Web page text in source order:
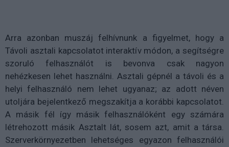
Arra azonban muszáj felhívnunk a figyelmet, hogy a
Távoli asztali kapcsolatot interaktív módon, a segítségre
szoruló felhasználót is bevonva csak nagyon
nehézkesen lehet használni. Asztali gépnél a távoli és a
helyi felhasználó nem lehet ugyanaz; az adott néven
utoljára bejelentkező megszakítja a korábbi kapcsolatot.
A másik fél így másik felhasználóként egy számára
létrehozott másik Asztalt lát, sosem azt, amit a társa.
Szerverkörnyezetben lehetséges egyazon felhasználói